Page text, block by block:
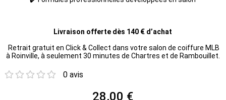
Livraison offerte dès 140 € d’achat
Retrait gratuit en Click & Collect dans votre salon de coiffure MLB
à Roinville, à seulement 30 minutes de Chartres et de Rambouillet.
0 avis
28,00 €